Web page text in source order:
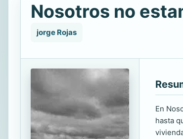
Nosotros no
jorge Rojas
En
hasta